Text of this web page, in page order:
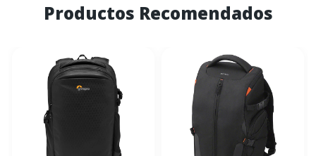
Productos Recomendados